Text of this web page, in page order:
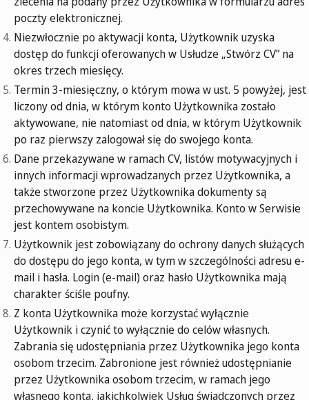
poczty elektronicznej.
Niezwłocznie po aktywacji konta, Użytkownik uzyska
dostęp do funkcji oferowanych w Usłudze „Stwórz CV” na
okres trzech miesięcy.
Termin 3-miesięczny, o którym mowa w ust. 5 powyżej, jest
liczony od dnia, w którym konto Użytkownika zostało
aktywowane, nie natomiast od dnia, w którym Użytkownik
po raz pierwszy zalogował się do swojego konta.
Dane przekazywane w ramach CV, listów motywacyjnych i
innych informacji wprowadzanych przez Użytkownika, a
także stworzone przez Użytkownika dokumenty są
przechowywane na koncie Użytkownika. Konto w Serwisie
jest kontem osobistym.
Użytkownik jest zobowiązany do ochrony danych służących
do dostępu do jego konta, w tym w szczególności adresu e-
mail i hasła. Login (e-mail) oraz hasło Użytkownika mają
charakter ściśle poufny.
Z konta Użytkownika może korzystać wyłącznie
Użytkownik i czynić to wyłącznie do celów własnych.
Zabrania się udostępniania przez Użytkownika jego konta
osobom trzecim. Zabronione jest również udostępnianie
przez Użytkownika osobom trzecim, w ramach jego
własnego konta, jakichkolwiek Usług świadczonych przez